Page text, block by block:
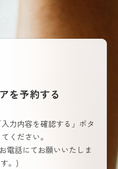
を予約する
力内容を確認する」ボタ
ください。
電話にてお願いいたしま
す。)